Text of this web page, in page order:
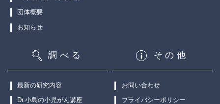
団体概要
お知らせ
調べる
最新の研究内容
Dr.小島の小児がん講座
その他
お問い合わせ
プライバシーポリシー